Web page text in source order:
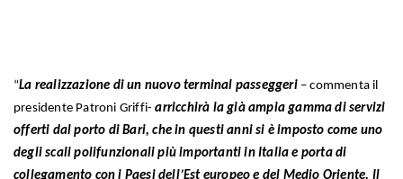
“La realizzazione di un nuovo terminal passeggeri– commenta il
presidente Patroni Griffi-arricchirà la già ampia gamma di servizi
offerti dal porto di Bari, che in questi anni si è imposto come uno
degli scali polifunzionali più importanti in Italia e porta di
collegamento con i Paesi dell’Est europeo e del Medio Oriente. Il